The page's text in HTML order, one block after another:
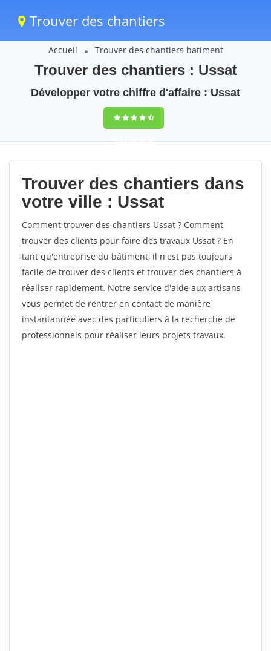
Trouver des chantiers
Accueil Trouver des chantiers batiment
Trouver des chantiers : Ussat
Développer votre chiffre d'affaire : Ussat
9,5(100%)38
votes
Trouver des chantiers dans
votre ville : Ussat
Comment trouver des chantiers Ussat ? Comment
trouver des clients pour faire des travaux Ussat ? En
tant qu'entreprise du bâtiment, il n'est pas toujours
facile de trouver des clients et trouver des chantiers à
réaliser rapidement. Notre service d'aide aux artisans
vous permet de rentrer en contact de manière
instantannée avec des particuliers à la recherche de
professionnels pour réaliser leurs projets travaux.